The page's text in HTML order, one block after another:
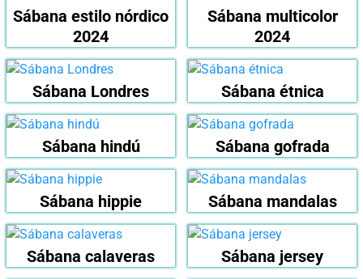
Sábana estilo nórdico
2024
Sábana multicolor
2024
Sábana Londres Sábana étnica
Sábana hindú Sábana gofrada
Sábana hippie Sábana mandalas
Sábana calaveras Sábana jersey